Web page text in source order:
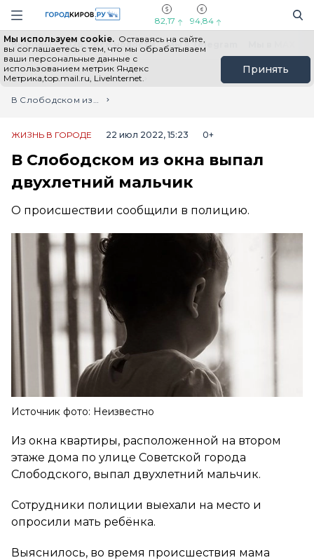
Навигация сайта
82,17 94,84
Мы используем cookie. Оставаясь на сайте,
вы соглашаетесь с тем, что мы обрабатываем
ваши персональные данные с
использованием метрик Яндекс
Метрика,top.mail.ru, LiveInternet.
Принять
Выборы - 2026 Все новости Мы в Telegram
Главная
Лента новостей
В Слободском из окна выпал двухлетний мальчик
ЖИЗНЬ В ГОРОДЕ 22 июл 2022, 15:23 0+
В Слободском из окна выпал
двухлетний мальчик
О происшествии сообщили в полицию.
Источник фото: Неизвестно
Из окна квартиры, расположенной на втором
этаже дома по улице Советской города
Слободского, выпал двухлетний мальчик.
Сотрудники полиции выехали на место и
опросили мать ребёнка.
Выяснилось, во время происшествия мама